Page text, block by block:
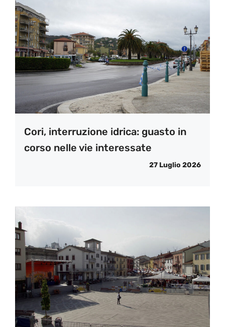
Cori, interruzione idrica: guasto in
corso nelle vie interessate
27 Luglio 2026